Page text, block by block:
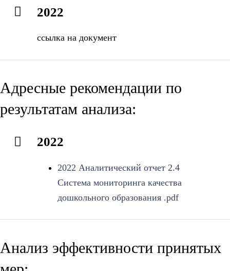
2022
ссылка на документ
Адресные рекомендации по
результатам анализа:
2022
2022 Аналитический отчет 2.4
Система мониторинга качества
дошкольного образования .pdf
Анализ эффективности принятых